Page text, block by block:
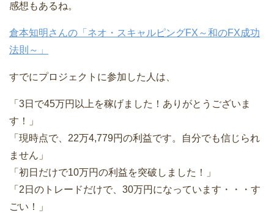
感想もあるね。
倉本知明さんの「ネオ・スキャルピングFX～和のFX成功
法則～」
すでにプロジェクトに参加した人は、
「3日で45万円以上を稼げました！ありがとうございま
す！」
「現時点で、22万4,779円の利益です。自分でも信じられ
ません」
「初日だけで10万円の利益を突破しました！」
「2日のトレードだけで、30万円になっています・・・す
ごい！」